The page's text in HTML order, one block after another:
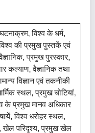
विश्व के धर्म,
की प्रमुख पुस्तकें एवं
प्रमुख पुरस्कार,
कल्याण, वैज्ञानिक तथा
विज्ञान एवं तकनीकी
स्थल, प्रमुख चोटियां,
के प्रमुख मानव अधिकार
विश्व धरोहर स्थल,
खेल परिदृश्य, प्रमुख खेल